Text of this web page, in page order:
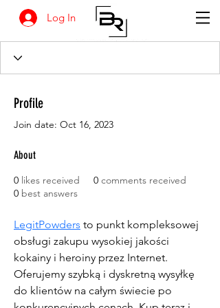
Log In
Profile
Join date: Oct 16, 2023
About
0 likes received 0 comments received
0 best answers
LegitPowders to punkt kompleksowej
obsługi zakupu wysokiej jakości
kokainy i heroiny przez Internet.
Oferujemy szybką i dyskretną wysyłkę
do klientów na całym świecie po